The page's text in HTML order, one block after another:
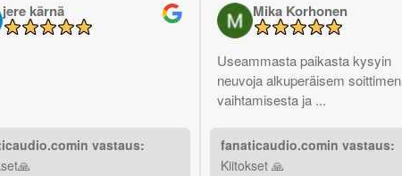
jere kärnä
vastaus:
Mika Korhonen
Useammasta paikasta kysyin
neuvoja alkuperäisem soittimen
vaihtamisesta ja ...
fanaticaudio.comin vastaus:
Kiitokset 🙏